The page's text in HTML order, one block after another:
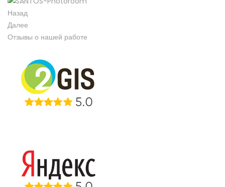
Назад
Далее
Отзывы о нашей работе